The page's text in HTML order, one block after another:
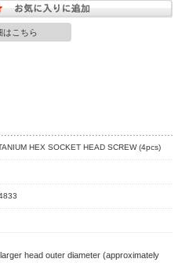
はこちら
HEX SOCKET HEAD SCREW (4pcs)
head outer diameter (approximately